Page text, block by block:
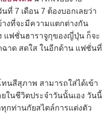
ที่ 7 เดือน 7 ต้องบอกเลยว่า
งที่จะมีความแตกต่างกัน
แฟชั่นฮาราจูกุของญี่ปุ่น ก็จะ
าด สดใส ในอีกด้าน แฟชั่นที่
สีสุภาพ สามารถใส่ได้เข้า
ในชีวิตประจำวันนั้นเอง วันนี้
ทุกท่านกัยสไตล์การแต่งตัว